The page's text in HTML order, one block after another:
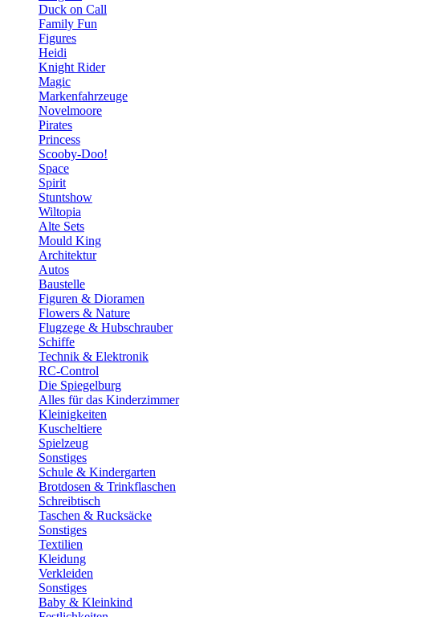
Duck on Call
Family Fun
Figures
Heidi
Knight Rider
Magic
Markenfahrzeuge
Novelmoore
Pirates
Princess
Scooby-Doo!
Space
Spirit
Stuntshow
Wiltopia
Alte Sets
Mould King
Architektur
Autos
Baustelle
Figuren & Dioramen
Flowers & Nature
Flugzege & Hubschrauber
Schiffe
Technik & Elektronik
RC-Control
Die Spiegelburg
Alles für das Kinderzimmer
Kleinigkeiten
Kuscheltiere
Spielzeug
Sonstiges
Schule & Kindergarten
Brotdosen & Trinkflaschen
Schreibtisch
Taschen & Rucksäcke
Sonstiges
Textilien
Kleidung
Verkleiden
Sonstiges
Baby & Kleinkind